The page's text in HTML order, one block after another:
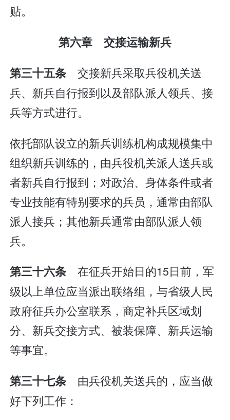
贴。
第六章 交接运输新兵
第三十五条 交接新兵采取兵役机关送
兵、新兵自行报到以及部队派人领兵、接
兵等方式进行。
依托部队设立的新兵训练机构成规模集中
组织新兵训练的，由兵役机关派人送兵或
者新兵自行报到；对政治、身体条件或者
专业技能有特别要求的兵员，通常由部队
派人接兵；其他新兵通常由部队派人领
兵。
第三十六条 在征兵开始日的15日前，军
级以上单位应当派出联络组，与省级人民
政府征兵办公室联系，商定补兵区域划
分、新兵交接方式、被装保障、新兵运输
等事宜。
第三十七条 由兵役机关送兵的，应当做
好下列工作：